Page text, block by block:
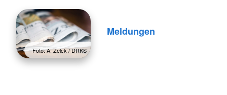
Foto: A. Zelck / DRKS
Meldungen